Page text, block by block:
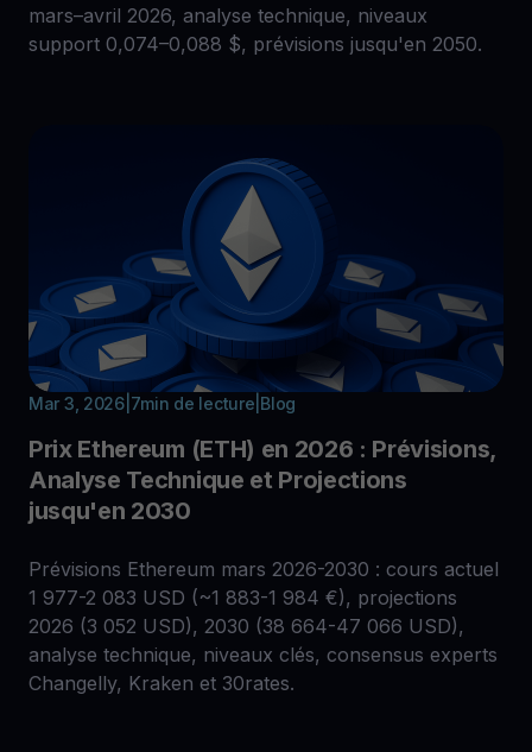
mars–avril 2026, analyse technique, niveaux
support 0,074–0,088 $, prévisions jusqu'en 2050.
Mar 3, 2026| 7min de lecture Blog
Prix Ethereum (ETH) en 2026 : Prévisions,
Analyse Technique et Projections
jusqu'en 2030
Prévisions Ethereum mars 2026-2030 : cours actuel
1 977-2 083 USD (~1 883-1 984 €), projections
2026 (3 052 USD), 2030 (38 664-47 066 USD),
analyse technique, niveaux clés, consensus experts
Changelly, Kraken et 30rates.